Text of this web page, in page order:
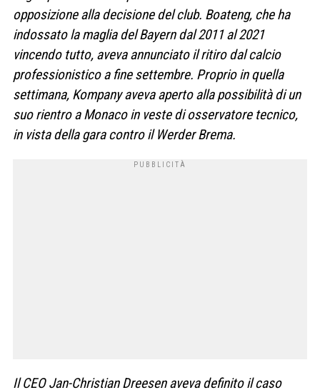
opposizione alla decisione del club. Boateng, che ha
indossato la maglia del Bayern dal 2011 al 2021
vincendo tutto, aveva annunciato il ritiro dal calcio
professionistico a fine settembre. Proprio in quella
settimana, Kompany aveva aperto alla possibilità di un
suo rientro a Monaco in veste di osservatore tecnico,
in vista della gara contro il Werder Brema.
Il CEO Jan-Christian Dreesen aveva definito il caso